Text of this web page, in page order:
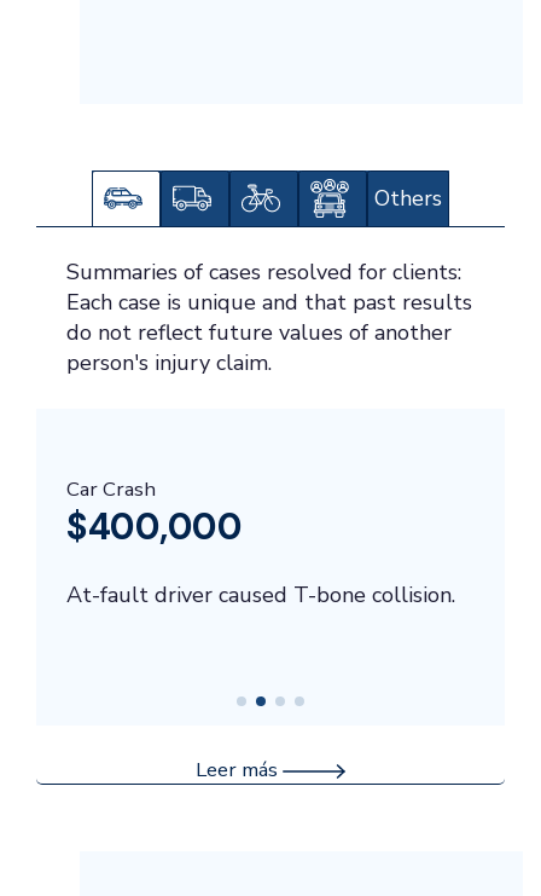
Others
Summaries of cases resolved for clients:
Each case is unique and that past results
do not reflect future values of another
person's injury claim.
Car Crash
$400,000
At-fault driver caused T-bone collision.
Leer más